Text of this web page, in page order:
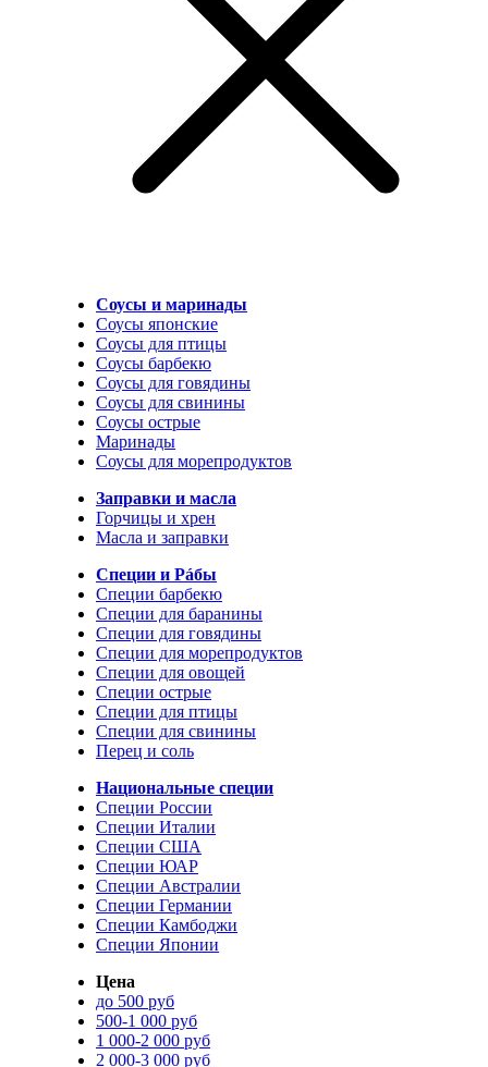
Соусы и маринады
Соусы японские
Соусы для птицы
Соусы барбекю
Соусы для говядины
Соусы для свинины
Соусы острые
Маринады
Соусы для морепродуктов
Заправки и масла
Горчицы и хрен
Масла и заправки
Специи и Рáбы
Специи барбекю
Специи для баранины
Специи для говядины
Специи для морепродуктов
Специи для овощей
Специи острые
Специи для птицы
Специи для свинины
Перец и соль
Национальные специи
Специи России
Специи Италии
Специи США
Специи ЮАР
Специи Австралии
Специи Германии
Специи Камбоджи
Специи Японии
Цена
до 500 руб
500-1 000 руб
1 000-2 000 руб
2 000-3 000 руб